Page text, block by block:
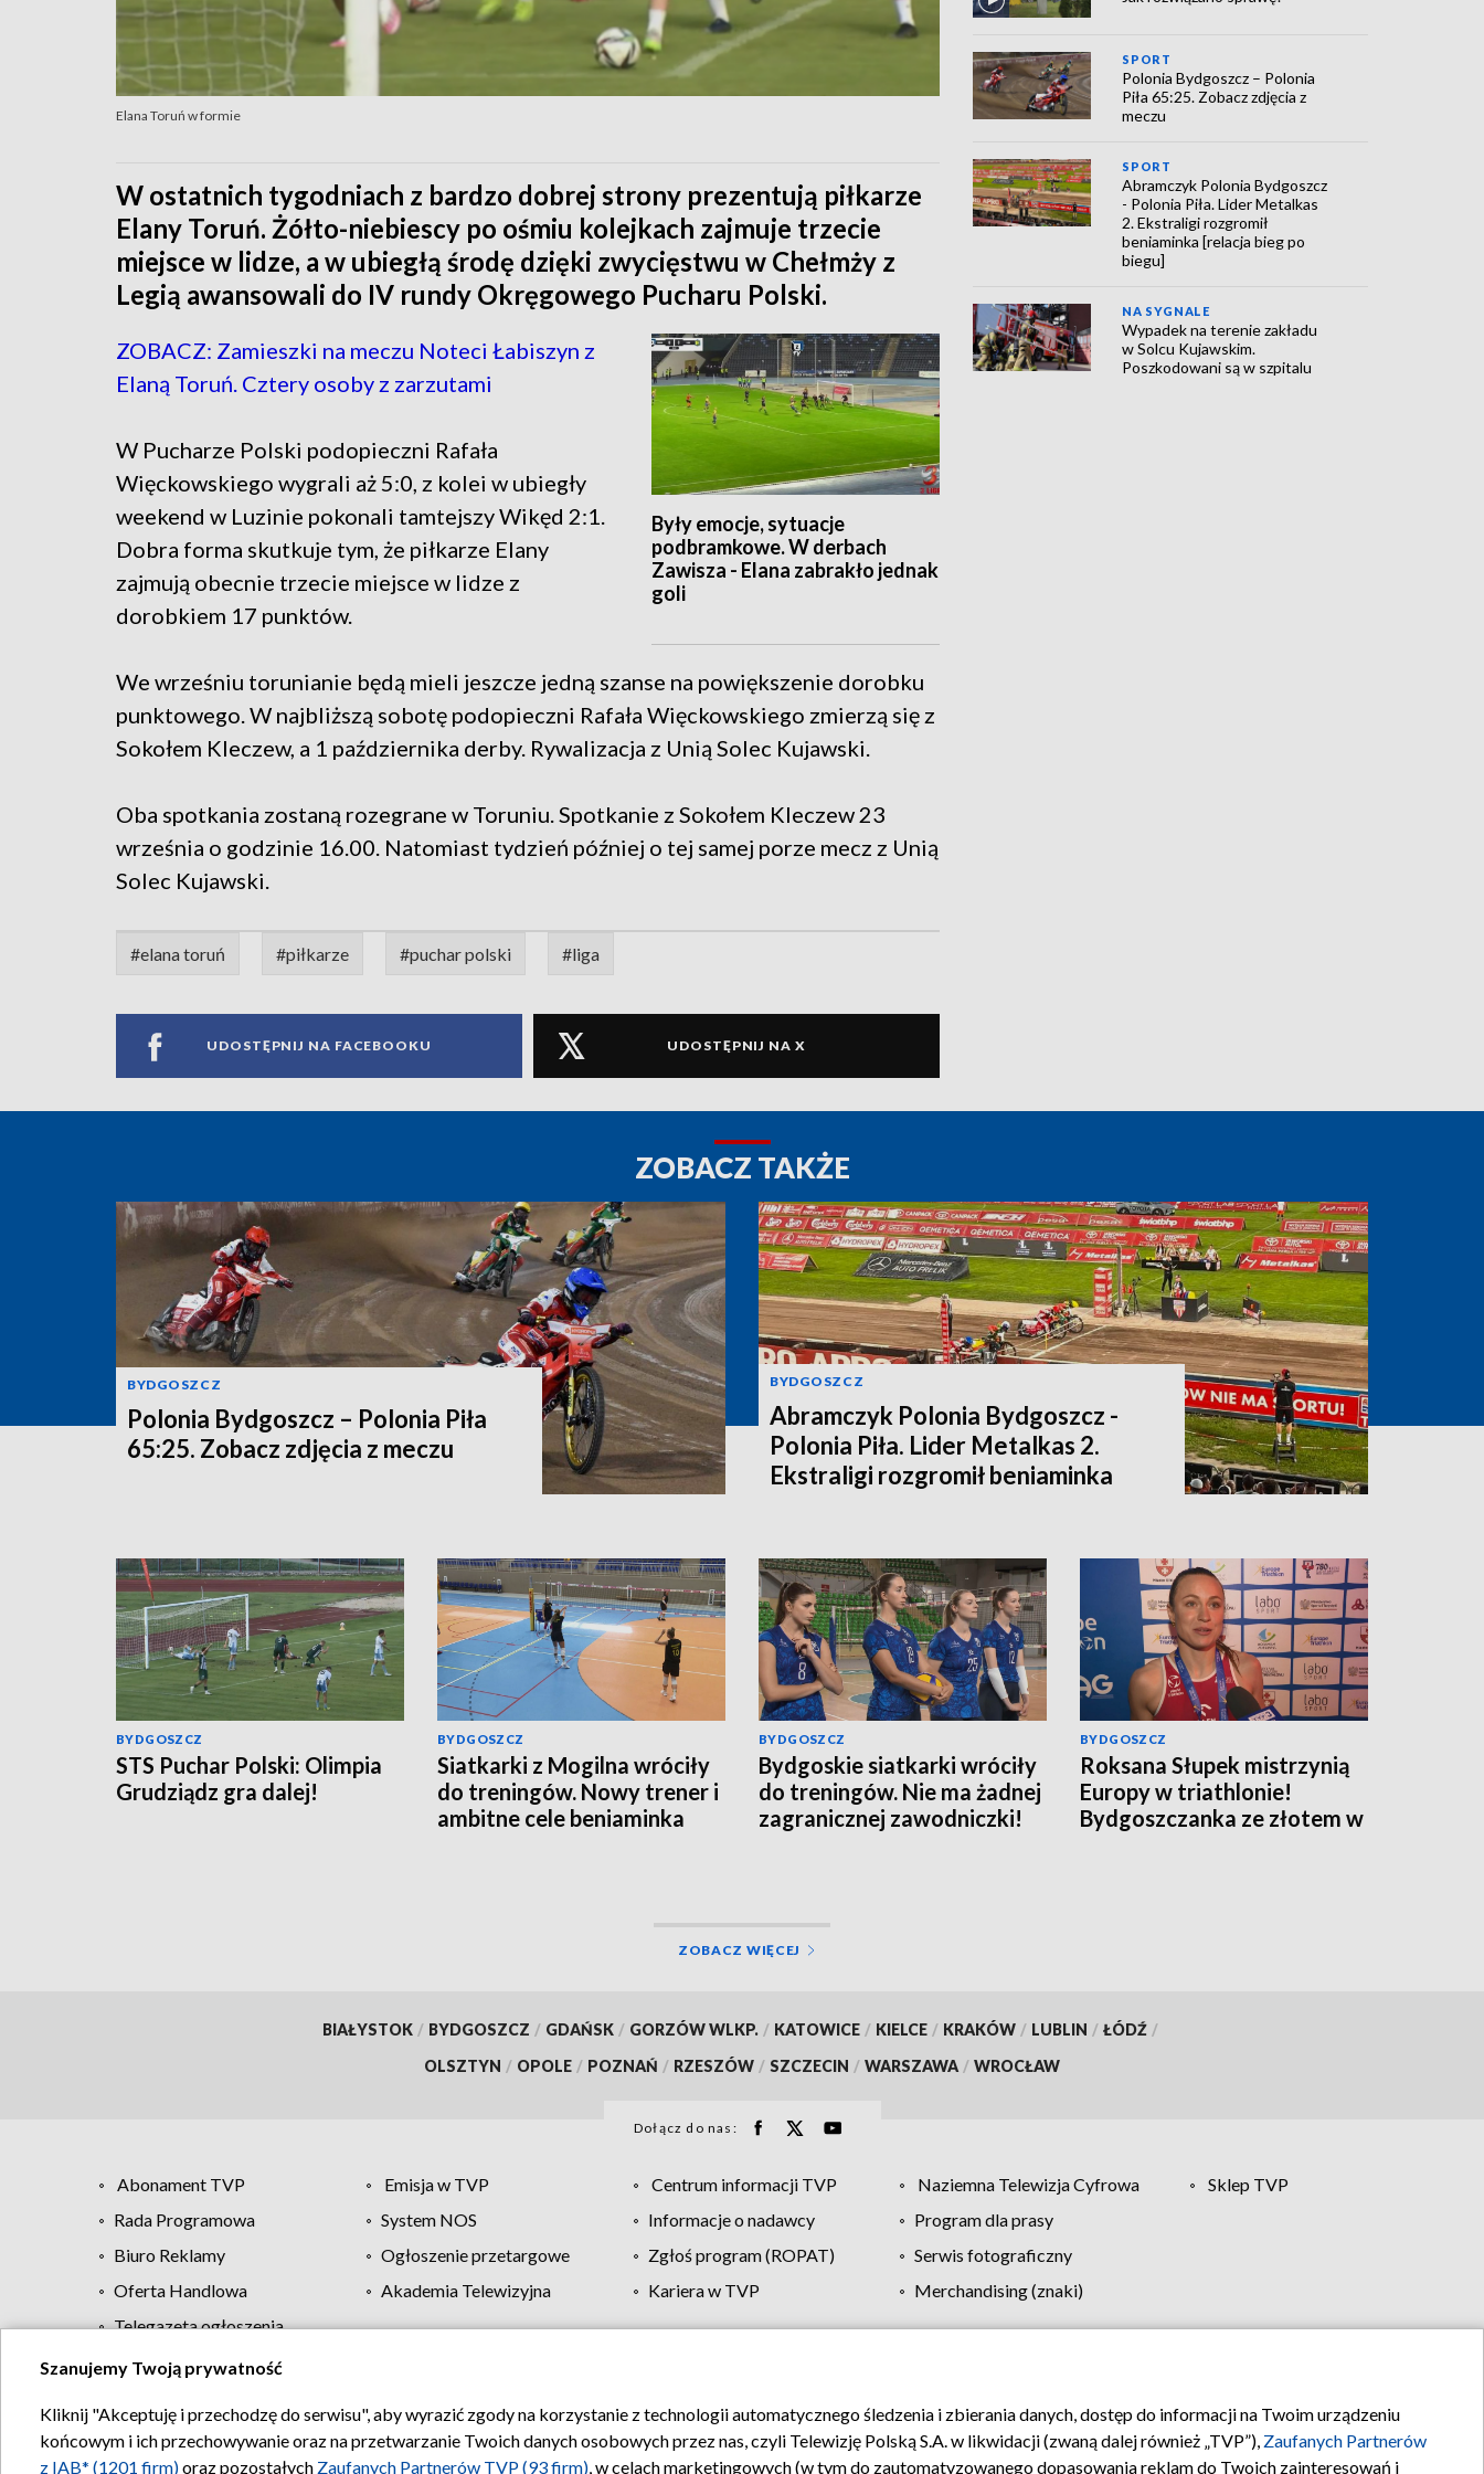
Elana Toruń w formie
W ostatnich tygodniach z bardzo dobrej strony prezentują piłkarze
Elany Toruń. Żółto-niebiescy po ośmiu kolejkach zajmuje trzecie
miejsce w lidze, a w ubiegłą środę dzięki zwycięstwu w Chełmży z
Legią awansowali do IV rundy Okręgowego Pucharu Polski.
Były emocje, sytuacje
podbramkowe. W derbach
Zawisza - Elana zabrakło jednak
goli
ZOBACZ: Zamieszki na meczu Noteci Łabiszyn z
Elaną Toruń. Cztery osoby z zarzutami
W Pucharze Polski podopieczni Rafała
Więckowskiego wygrali aż 5:0, z kolei w ubiegły
weekend w Luzinie pokonali tamtejszy Wikęd 2:1.
Dobra forma skutkuje tym, że piłkarze Elany
zajmują obecnie trzecie miejsce w lidze z
dorobkiem 17 punktów.
We wrześniu torunianie będą mieli jeszcze jedną szanse na powiększenie dorobku
punktowego. W najbliższą sobotę podopieczni Rafała Więckowskiego zmierzą się z
Sokołem Kleczew, a 1 października derby. Rywalizacja z Unią Solec Kujawski.
Oba spotkania zostaną rozegrane w Toruniu. Spotkanie z Sokołem Kleczew 23
września o godzinie 16.00. Natomiast tydzień później o tej samej porze mecz z Unią
Solec Kujawski.
#elana toruń #piłkarze #puchar polski #liga
UDOSTĘPNIJ NA FACEBOOKU UDOSTĘPNIJ NA X
SPORT
Polonia Bydgoszcz – Polonia
Piła 65:25. Zobacz zdjęcia z
meczu
SPORT
Abramczyk Polonia Bydgoszcz
- Polonia Piła. Lider Metalkas
2. Ekstraligi rozgromił
beniaminka [relacja bieg po
biegu]
NA SYGNALE
Wypadek na terenie zakładu
w Solcu Kujawskim.
Poszkodowani są w szpitalu
ZOBACZ TAKŻE
BYDGOSZCZ
Polonia Bydgoszcz – Polonia Piła
65:25. Zobacz zdjęcia z meczu
BYDGOSZCZ
Abramczyk Polonia Bydgoszcz -
Polonia Piła. Lider Metalkas 2.
Ekstraligi rozgromił beniaminka
BYDGOSZCZ
STS Puchar Polski: Olimpia
Grudziądz gra dalej!
BYDGOSZCZ
Siatkarki z Mogilna wróciły
do treningów. Nowy trener i
ambitne cele beniaminka
BYDGOSZCZ
Bydgoskie siatkarki wróciły
do treningów. Nie ma żadnej
zagranicznej zawodniczki!
BYDGOSZCZ
Roksana Słupek mistrzynią
Europy w triathlonie!
Bydgoszczanka ze złotem w
ZOBACZ WIĘCEJ
BIAŁYSTOK / BYDGOSZCZ / GDAŃSK / GORZÓW WLKP. / KATOWICE / KIELCE / KRAKÓW / LUBLIN / ŁÓDŹ /
OLSZTYN / OPOLE / POZNAŃ / RZESZÓW / SZCZECIN / WARSZAWA / WROCŁAW
Dołącz do nas:
Abonament TVP Emisja w TVP Centrum informacji TVP Naziemna Telewizja Cyfrowa
Sklep TVP
Rada Programowa
System NOS Informacje o nadawcy
Program dla prasy
Biuro Reklamy
Ogłoszenie przetargowe Zgłoś program (ROPAT)
Serwis fotograficzny
Oferta Handlowa
Akademia Telewizyjna Kariera w TVP
Merchandising (znaki)
Telegazeta ogłoszenia
Regulamin TVP Polityka prywatności Moje zgody Pomoc Biuro reklamy Kontakt
Szanujemy Twoją prywatność
Kliknij "Akceptuję i przechodzę do serwisu", aby wyrazić zgody na korzystanie z technologii automatycznego śledzenia i zbierania danych, dostęp do informacji na Twoim urządzeniu
końcowym i ich przechowywanie oraz na przetwarzanie Twoich danych osobowych przez nas, czyli Telewizję Polską S.A. w likwidacji (zwaną dalej również „TVP”), Zaufanych Partnerów
z IAB* (1201 firm)oraz pozostałych Zaufanych Partnerów TVP (93 firm), w celach marketingowych (w tym do zautomatyzowanego dopasowania reklam do Twoich zainteresowań i